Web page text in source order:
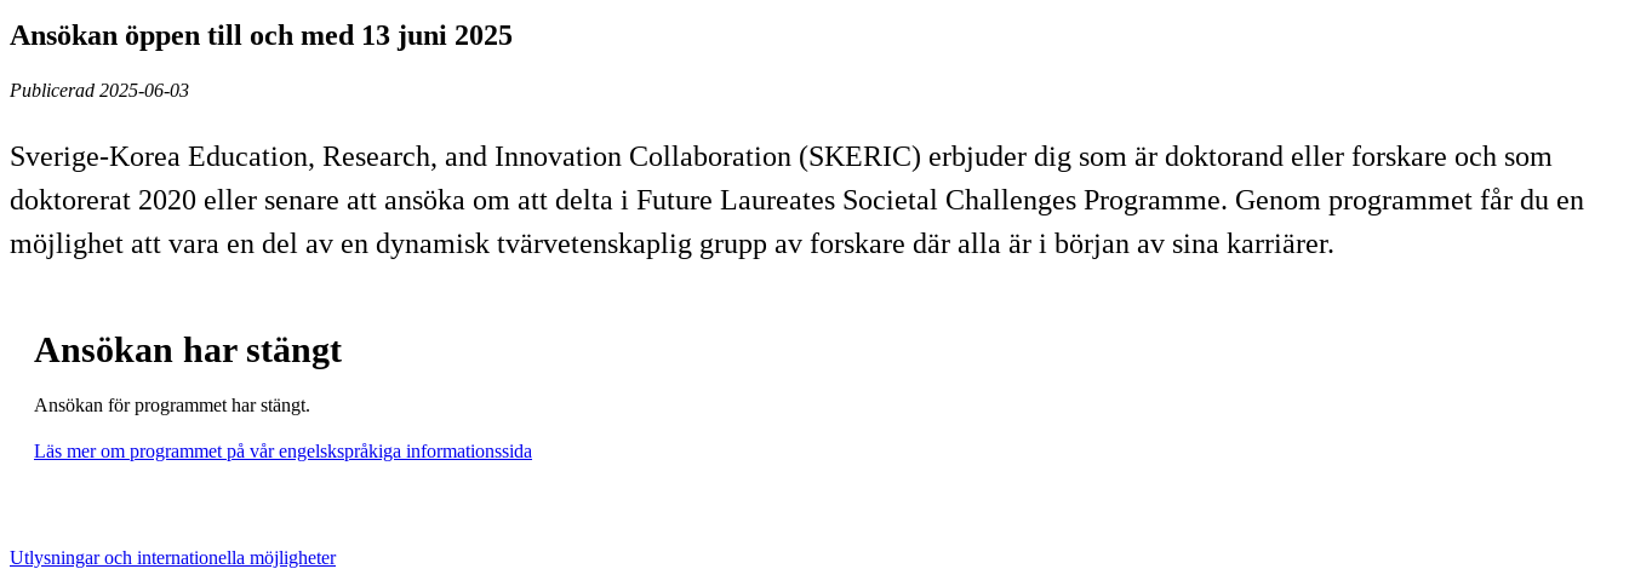
Ansökan öppen till och med 13 juni 2025
Publicerad 2025-06-03
Sverige-Korea Education, Research, and Innovation Collaboration (SKERIC) erbjuder dig som är doktorand eller forskare och som
doktorerat 2020 eller senare att ansöka om att delta i Future Laureates Societal Challenges Programme. Genom programmet får du en
möjlighet att vara en del av en dynamisk tvärvetenskaplig grupp av forskare där alla är i början av sina karriärer.
Ansökan har stängt
Ansökan för programmet har stängt.
Läs mer om programmet på vår engelskspråkiga informationssida
Utlysningar och internationella möjligheter